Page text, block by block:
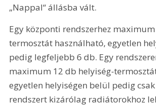
„Nappal“ állásba vált.
Egy központi rendszerhez
termosztát használható, egyetlen
pedig legfeljebb 6 db. Egy
maximum 12 db helyiség-
egyetlen helyiségen belül pedig
rendszert kizárólag radiátorokhoz